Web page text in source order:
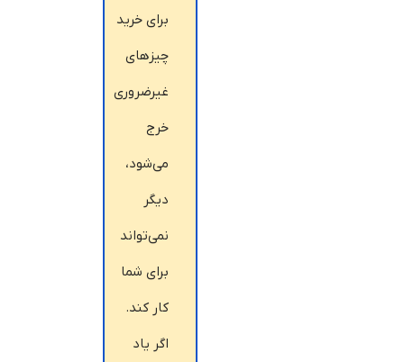
برای خرید
چیزهای
غیرضروری
خرج
می‌شود،
دیگر
نمی‌تواند
برای شما
کار کند.
اگر یاد